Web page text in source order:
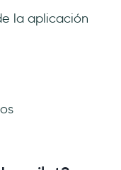
la aplicación